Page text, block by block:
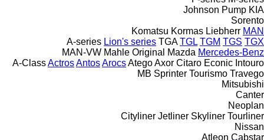
Johnson Pump KIA
Sorento
Komatsu Kormas Liebherr MAN
A-series Lion's series TGA TGL TGM TGS TGX
MAN-VW Mahle Original Mazda Mercedes-Benz
A-ClassActrosAntosArocsAtegoAxor Citaro Econic Intouro
MB Sprinter Tourismo Travego
Mitsubishi
Canter
Neoplan
Cityliner Jetliner Skyliner Tourliner
Nissan
Atleon Cabstar